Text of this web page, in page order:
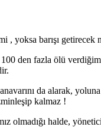
, yoksa barışı
den fazla ölü
da alarak,
kalmaz !
olmadığı halde,